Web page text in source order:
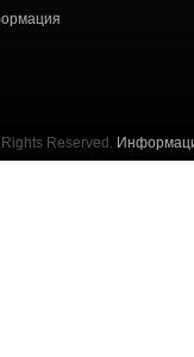
Reserved.